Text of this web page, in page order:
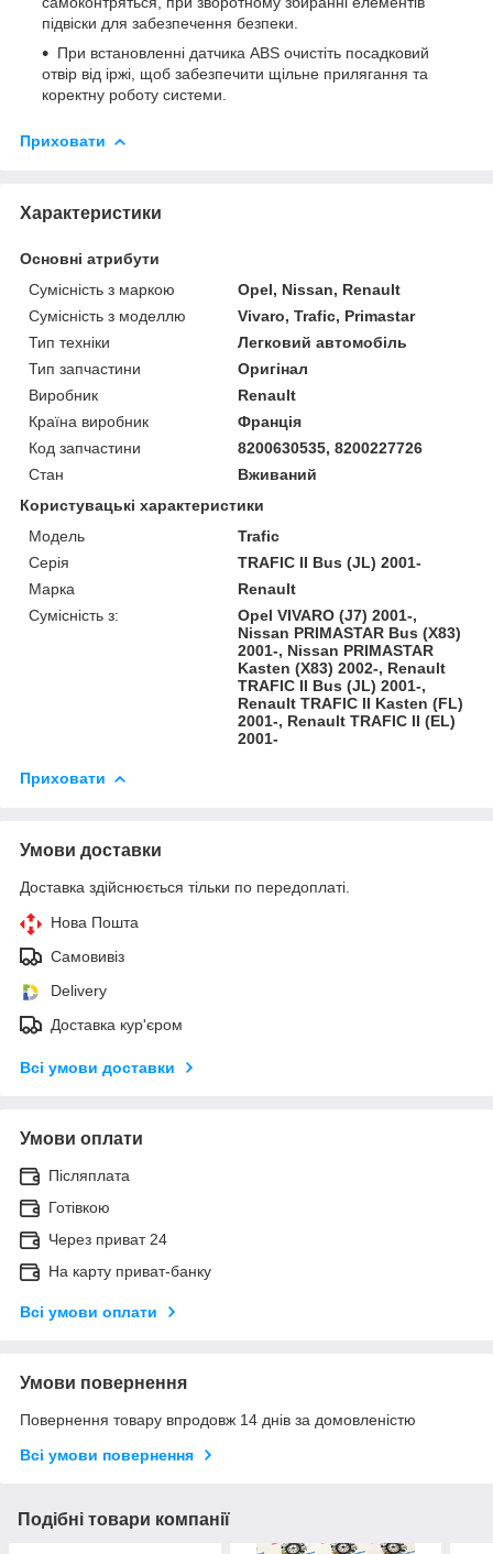
підвіски для забезпечення безпеки.
При встановленні датчика ABS очистіть посадковий
отвір від іржі, щоб забезпечити щільне прилягання та
коректну роботу системи.
Приховати
Характеристики
Основні атрибути
Сумісність з маркою
Opel, Nissan, Renault
Сумісність з моделлю
Vivaro, Trafic, Primastar
Тип техніки
Легковий автомобіль
Тип запчастини
Оригінал
Виробник
Renault
Країна виробник
Франція
Код запчастини
8200630535, 8200227726
Стан
Вживаний
Користувацькі характеристики
Модель
Trafic
Серія
TRAFIC II Bus (JL) 2001-
Марка
Renault
Сумісність з:
Opel VIVARO (J7) 2001-,
Nissan PRIMASTAR Bus (X83)
2001-, Nissan PRIMASTAR
Kasten (X83) 2002-, Renault
TRAFIC II Bus (JL) 2001-,
Renault TRAFIC II Kasten (FL)
2001-, Renault TRAFIC II (EL)
2001-
Приховати
Умови доставки
Доставка здійснюється тільки по передоплаті.
Нова Пошта
Самовивіз
Delivery
Доставка кур'єром
Всі умови доставки
Умови оплати
Післяплата
Готівкою
Через приват 24
На карту приват-банку
Всі умови оплати
Умови повернення
Повернення товару впродовж 14 днів за домовленістю
Всі умови повернення
Подібні товари компанії